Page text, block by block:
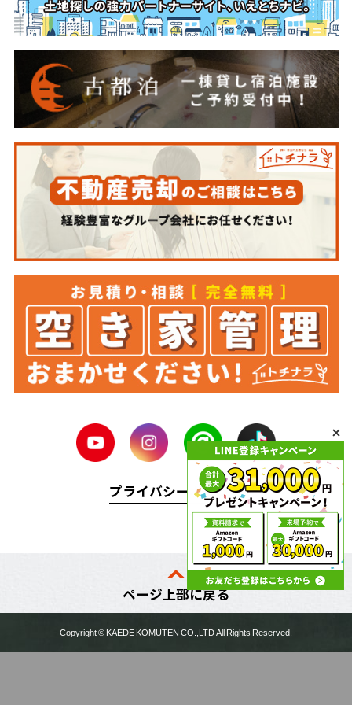
プライバシーポリシー
ページ上部に戻る
Copyright ©KAEDE KOMUTENCO.,LTD All Rights Reserved.